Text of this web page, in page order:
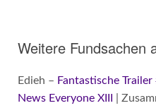
Weitere Fundsachen
Edieh – Fantastische Trailer
News Everyone XIII
|